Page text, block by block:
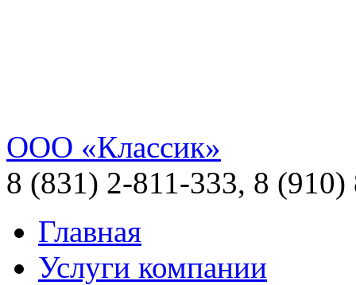
ООО «Классик»
8 (831) 2-811-333, 8 (910)
Главная
Услуги компании